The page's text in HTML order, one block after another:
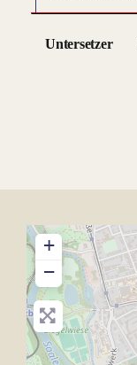
Untersetzer
+
−